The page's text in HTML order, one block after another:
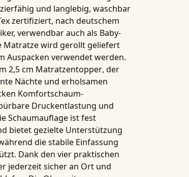
und langlebig, waschbar
zertifiziert, nach deutschem
verwendbar auch als Baby-
Matratze wird gerollt geliefert
Auspacken verwendet werden.
2,5 cm Matratzentopper, der
Nächte und erholsamen
Komfortschaum-
Druckentlastung und
Schaumauflage ist fest
bietet gezielte Unterstützung
die stabile Einfassung
Dank den vier praktischen
jederzeit sicher an Ort und